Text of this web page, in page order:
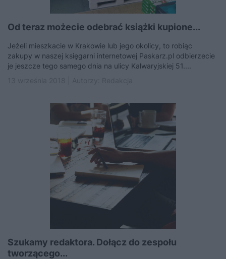
Od teraz możecie odebrać książki kupione...
Jeżeli mieszkacie w Krakowie lub jego okolicy, to robiąc
zakupy w naszej księgarni internetowej Paskarz.pl odbierzecie
je jeszcze tego samego dnia na ulicy Kalwaryjskiej 51....
Szukamy redaktora. Dołącz do zespołu
tworzącego...